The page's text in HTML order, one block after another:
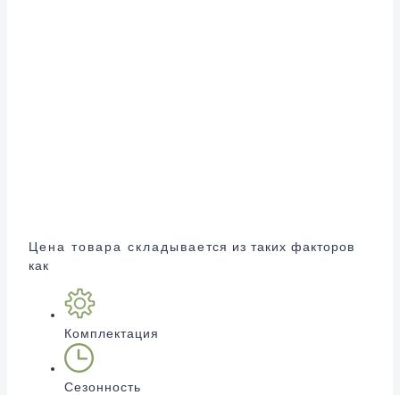
Цена товара складывается из таких факторов
как
Комплектация
Сезонность